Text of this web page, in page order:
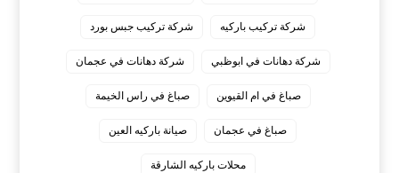
شركة تركيب باركيه شركة تركيب جبس بورد
شركة دهانات في ابوظبي شركة دهانات في عجمان
صباغ في ام القيوين صباغ في راس الخيمة
صباغ في عجمان صيانة باركيه العين
محلات باركيه الشارقة